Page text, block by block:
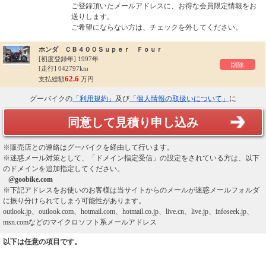
ご登録頂いたメールアドレスに、お得な会員限定情報をお
送りします。
ご希望にならない方は、チェックを外してください。
ホンダ ＣＢ４００Ｓｕｐｅｒ Ｆｏｕｒ
[初度登録年] 1997年
[走行] 042797km
支払総額62.6 万円
削除
グーバイクの「利用規約」 及び「個人情報の取扱いについて」 に
同意して見積り申し込み
※販売店との連絡はグーバイクを経由して行います。
※迷惑メール対策として、「ドメイン指定受信」の設定をされている方は、以下
のドメインを追加指定してください。
@goobike.com
※下記アドレスをお使いのお客様は当サイトからのメールが迷惑メールフォルダ
に振り分けられてしまう可能性があります。
outlook.jp、outlook.com、hotmail.com、hotmail.co.jp、live.cn、live.jp、infoseek.jp、
msn.comなどのマイクロソフト系メールアドレス
以下は任意の項目です。